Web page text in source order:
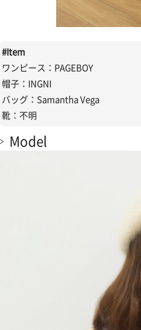
#Item
ワンピース：PAGEBOY
帽子：INGNI
バッグ：Samantha Vega
靴：不明
Model